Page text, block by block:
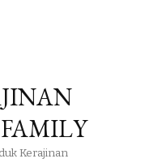
Kerajinan